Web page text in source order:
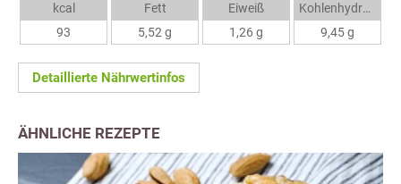
kcal
93
Fett
5,52 g
Eiweiß
1,26 g
Kohlenhydrate
9,45 g
Detaillierte Nährwertinfos
ÄHNLICHE REZEPTE